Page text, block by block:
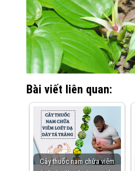
Bài viết liên quan:
Cây thuốc nam chữa viêm